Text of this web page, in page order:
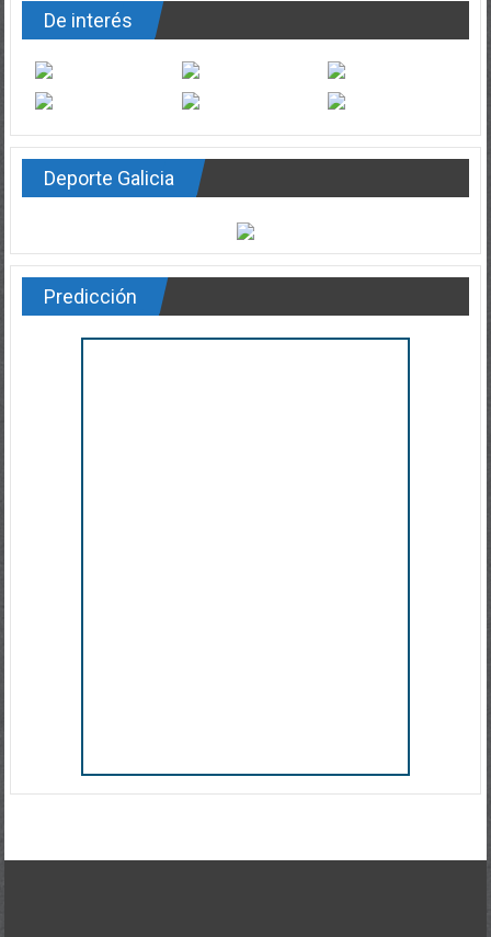
De interés
Deporte Galicia
Predicción